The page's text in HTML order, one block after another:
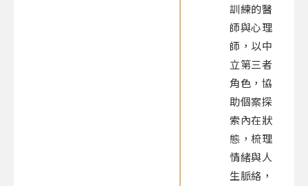
訓練的醫
師與心理
師，以中
立第三者
角色，協
助個案探
索內在狀
態，梳理
情緒與人
生脈絡，